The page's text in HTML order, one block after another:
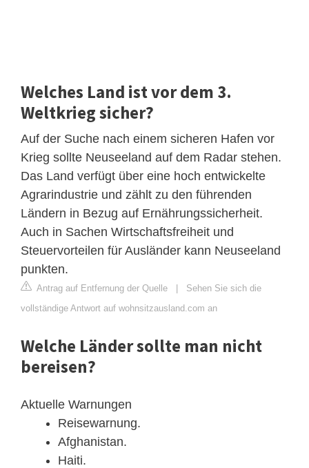
Welches Land ist vor dem 3.
Weltkrieg sicher?
Auf der Suche nach einem sicheren Hafen vor
Krieg sollte Neuseeland auf dem Radar stehen.
Das Land verfügt über eine hoch entwickelte
Agrarindustrie und zählt zu den führenden
Ländern in Bezug auf Ernährungssicherheit.
Auch in Sachen Wirtschaftsfreiheit und
Steuervorteilen für Ausländer kann Neuseeland
punkten.
Antrag auf Entfernung der Quelle | Sehen Sie sich die
vollständige Antwort auf wohnsitzausland.com an
Welche Länder sollte man nicht
bereisen?
Aktuelle Warnungen
Reisewarnung.
Afghanistan.
Haiti.